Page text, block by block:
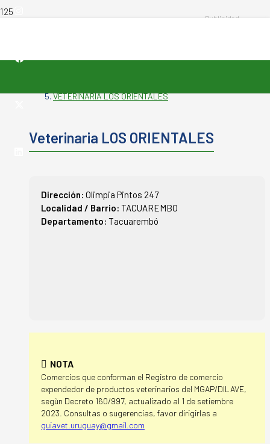
-
VETERINARIA LOS ORIENTALES
Veterinaria LOS ORIENTALES
Dirección: Olimpia Pintos 247
Localidad / Barrio: TACUAREMBO
Departamento: Tacuarembó
NOTA
Comercios que conforman el Registro de comercio
expendedor de productos veterinarios del MGAP/DILAVE,
segùn Decreto 160/997, actualizado al 1 de setiembre
2023. Consultas o sugerencias, favor dirigirlas a
guiavet.uruguay@gmail.com